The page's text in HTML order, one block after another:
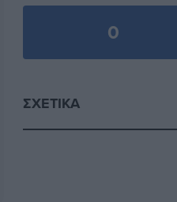
0
ΣΧΕΤΙΚΆ